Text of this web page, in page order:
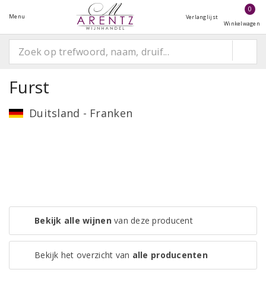
Menu Verlanglijst
0
Winkelwagen
Furst
Duitsland - Franken
Bekijk alle wijnenvan deze producent
Bekijk het overzicht van alle producenten